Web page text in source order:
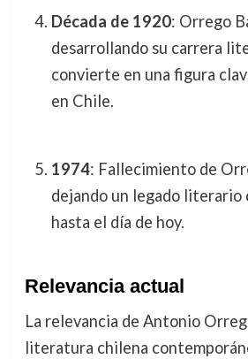
Década de 1920: Orrego
desarrollando su carrera
convierte en una figura
en Chile.
1974: Fallecimiento de
dejando un legado literario
hasta el día de hoy.
Relevancia actual
La relevancia de Antonio
literatura chilena